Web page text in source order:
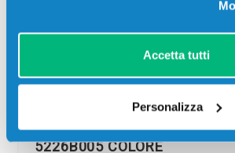
Accetta tutti
Personalizza
Cartuccia compatibile Canon
5226B005 COLORE